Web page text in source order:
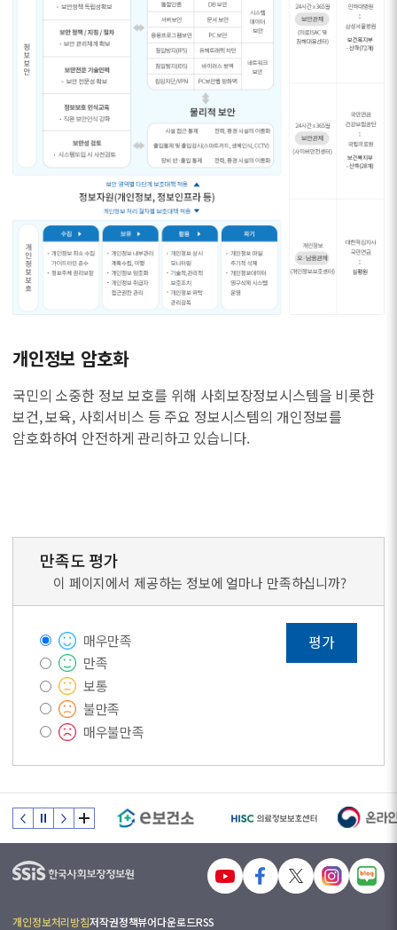
개인정보 암호화
국민의 소중한 정보 보호를 위해 사회보장정보시스템을 비롯한
보건, 보육, 사회서비스 등 주요 정보시스템의 개인정보를
암호화하여 안전하게 관리하고 있습니다.
만족도 평가
이 페이지에서 제공하는 정보에 얼마나 만족하십니까?
매우만족
만족
보통
불만족
매우불만족
평가
개인정보처리방침저작권정책뷰어다운로드RSS